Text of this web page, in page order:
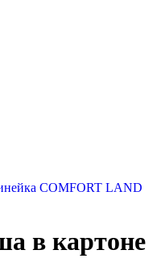
COMFORT LAND
в картоне